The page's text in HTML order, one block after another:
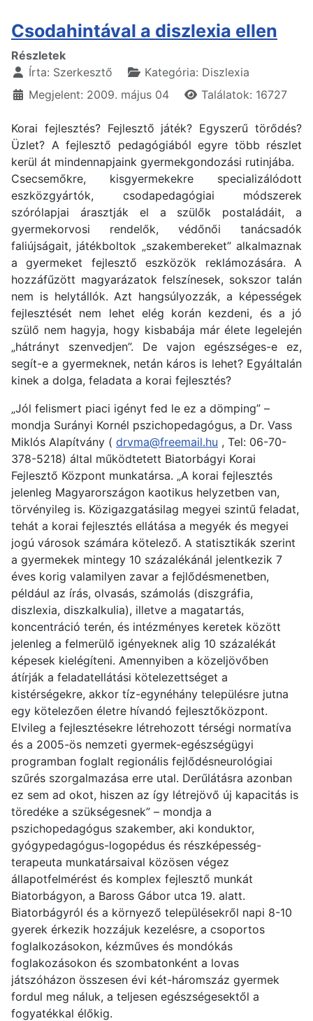
Csodahintával a diszlexia ellen
Részletek
Írta: Szerkesztő Kategória: Diszlexia
Megjelent: 2009. május 04
Találatok: 16727
Korai fejlesztés? Fejlesztő játék? Egyszerű törődés?
Üzlet? A fejlesztő pedagógiából egyre több részlet
kerül át mindennapjaink gyermekgondozási rutinjába.
Csecsemőkre, kisgyermekekre specializálódott
eszközgyártók, csodapedagógiai módszerek
szórólapjai árasztják el a szülők postaládáit, a
gyermekorvosi rendelők, védőnői tanácsadók
faliújságait, játékboltok „szakembereket” alkalmaznak
a gyermeket fejlesztő eszközök reklámozására. A
hozzáfűzött magyarázatok felszínesek, sokszor talán
nem is helytállók. Azt hangsúlyozzák, a képességek
fejlesztését nem lehet elég korán kezdeni, és a jó
szülő nem hagyja, hogy kisbabája már élete legelején
„hátrányt szenvedjen”. De vajon egészséges-e ez,
segít-e a gyermeknek, netán káros is lehet? Egyáltalán
kinek a dolga, feladata a korai fejlesztés?
„Jól felismert piaci igényt fed le ez a dömping” –
mondja Surányi Kornél pszichopedagógus, a Dr. Vass
Miklós Alapítvány ( drvma@freemail.hu , Tel: 06-70-
378-5218) által működtetett Biatorbágyi Korai
Fejlesztő Központ munkatársa. „A korai fejlesztés
jelenleg Magyarországon kaotikus helyzetben van,
törvényileg is. Közigazgatásilag megyei szintű feladat,
tehát a korai fejlesztés ellátása a megyék és megyei
jogú városok számára kötelező. A statisztikák szerint
a gyermekek mintegy 10 százalékánál jelentkezik 7
éves korig valamilyen zavar a fejlődésmenetben,
például az írás, olvasás, számolás (diszgráfia,
diszlexia, diszkalkulia), illetve a magatartás,
koncentráció terén, és intézményes keretek között
jelenleg a felmerülő igényeknek alig 10 százalékát
képesek kielégíteni. Amennyiben a közeljövőben
átírják a feladatellátási kötelezettséget a
kistérségekre, akkor tíz-egynéhány településre jutna
egy kötelezően életre hívandó fejlesztőközpont.
Elvileg a fejlesztésekre létrehozott térségi normatíva
és a 2005-ös nemzeti gyermek-egészségügyi
programban foglalt regionális fejlődésneurológiai
szűrés szorgalmazása erre utal. Derűlátásra azonban
ez sem ad okot, hiszen az így létrejövő új kapacitás is
töredéke a szükségesnek” – mondja a
pszichopedagógus szakember, aki konduktor,
gyógypedagógus-logopédus és részképesség-
terapeuta munkatársaival közösen végez
állapotfelmérést és komplex fejlesztő munkát
Biatorbágyon, a Baross Gábor utca 19. alatt.
Biatorbágyról és a környező településekről napi 8-10
gyerek érkezik hozzájuk kezelésre, a csoportos
foglalkozásokon, kézműves és mondókás
foglakozásokon és szombatonként a lovas
játszóházon összesen évi két-háromszáz gyermek
fordul meg náluk, a teljesen egészségesektől a
fogyatékkal élőkig.